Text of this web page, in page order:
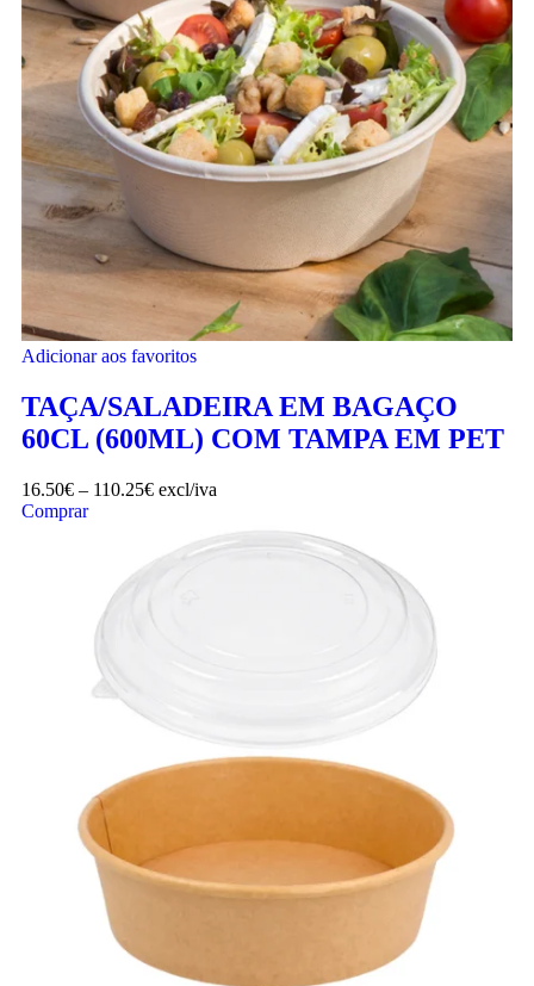
Adicionar aos favoritos
TAÇA/SALADEIRA EM BAGAÇO
60CL (600ML) COM TAMPA EM PET
16.50€ – 110.25€ excl/iva
Comprar